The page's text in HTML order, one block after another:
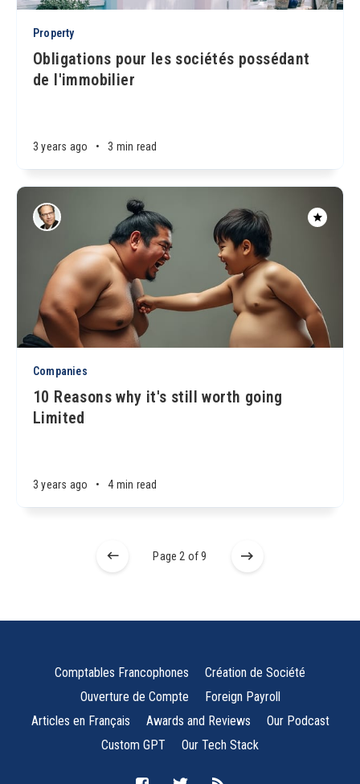
Property
Obligations pour les sociétés possédant
de l'immobilier
3 years ago • 3 min read
Companies
10 Reasons why it's still worth going
Limited
3 years ago • 4 min read
Page 2 of 9
Comptables Francophones
Création de Société
Ouverture de Compte
Foreign Payroll
Articles en Français
Awards and Reviews
Our Podcast
Custom GPT
Our Tech Stack